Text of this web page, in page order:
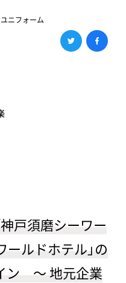
ニフォーム
戸須磨シーワー
ールドホテル」の
ン ～ 地元企業